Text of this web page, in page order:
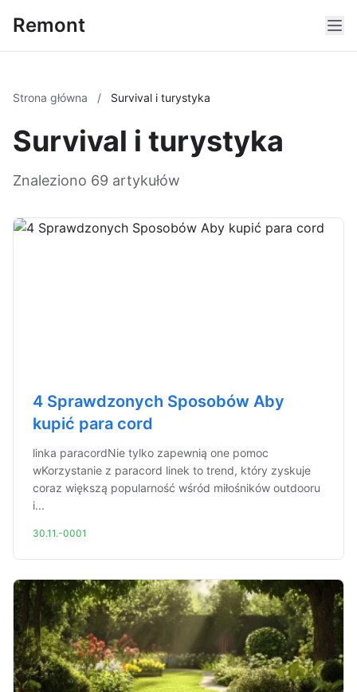
Remont
Strona główna / Survival i turystyka
Survival i turystyka
Znaleziono 69 artykułów
4 Sprawdzonych Sposobów Aby
kupić para cord
linka paracordNie tylko zapewnią one pomoc
wKorzystanie z paracord linek to trend, który zyskuje
coraz większą popularność wśród miłośników outdooru
i...
30.11.-0001